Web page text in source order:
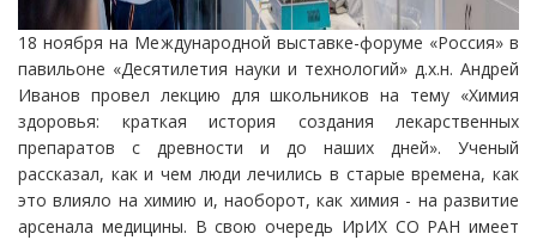
18 ноября на Международной выставке-форуме «Россия» в
павильоне «Десятилетия науки и технологий» д.х.н. Андрей
Иванов провел лекцию для школьников на тему «Химия
здоровья: краткая история создания лекарственных
препаратов с древности и до наших дней». Ученый
рассказал, как и чем люди лечились в старые времена, как
это влияло на химию и, наоборот, как химия - на развитие
арсенала медицины. В свою очередь ИрИХ СО РАН имеет